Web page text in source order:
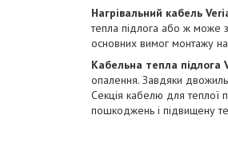
Нагрівальний кабель
тепла підлога або ж може
основних вимог монтажу
Кабельна тепла підлога
опалення. Завдяки
Секція кабелю для теплої
пошкоджень і підвищену